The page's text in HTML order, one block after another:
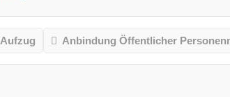
Aufzug Anbindung Öffentlicher